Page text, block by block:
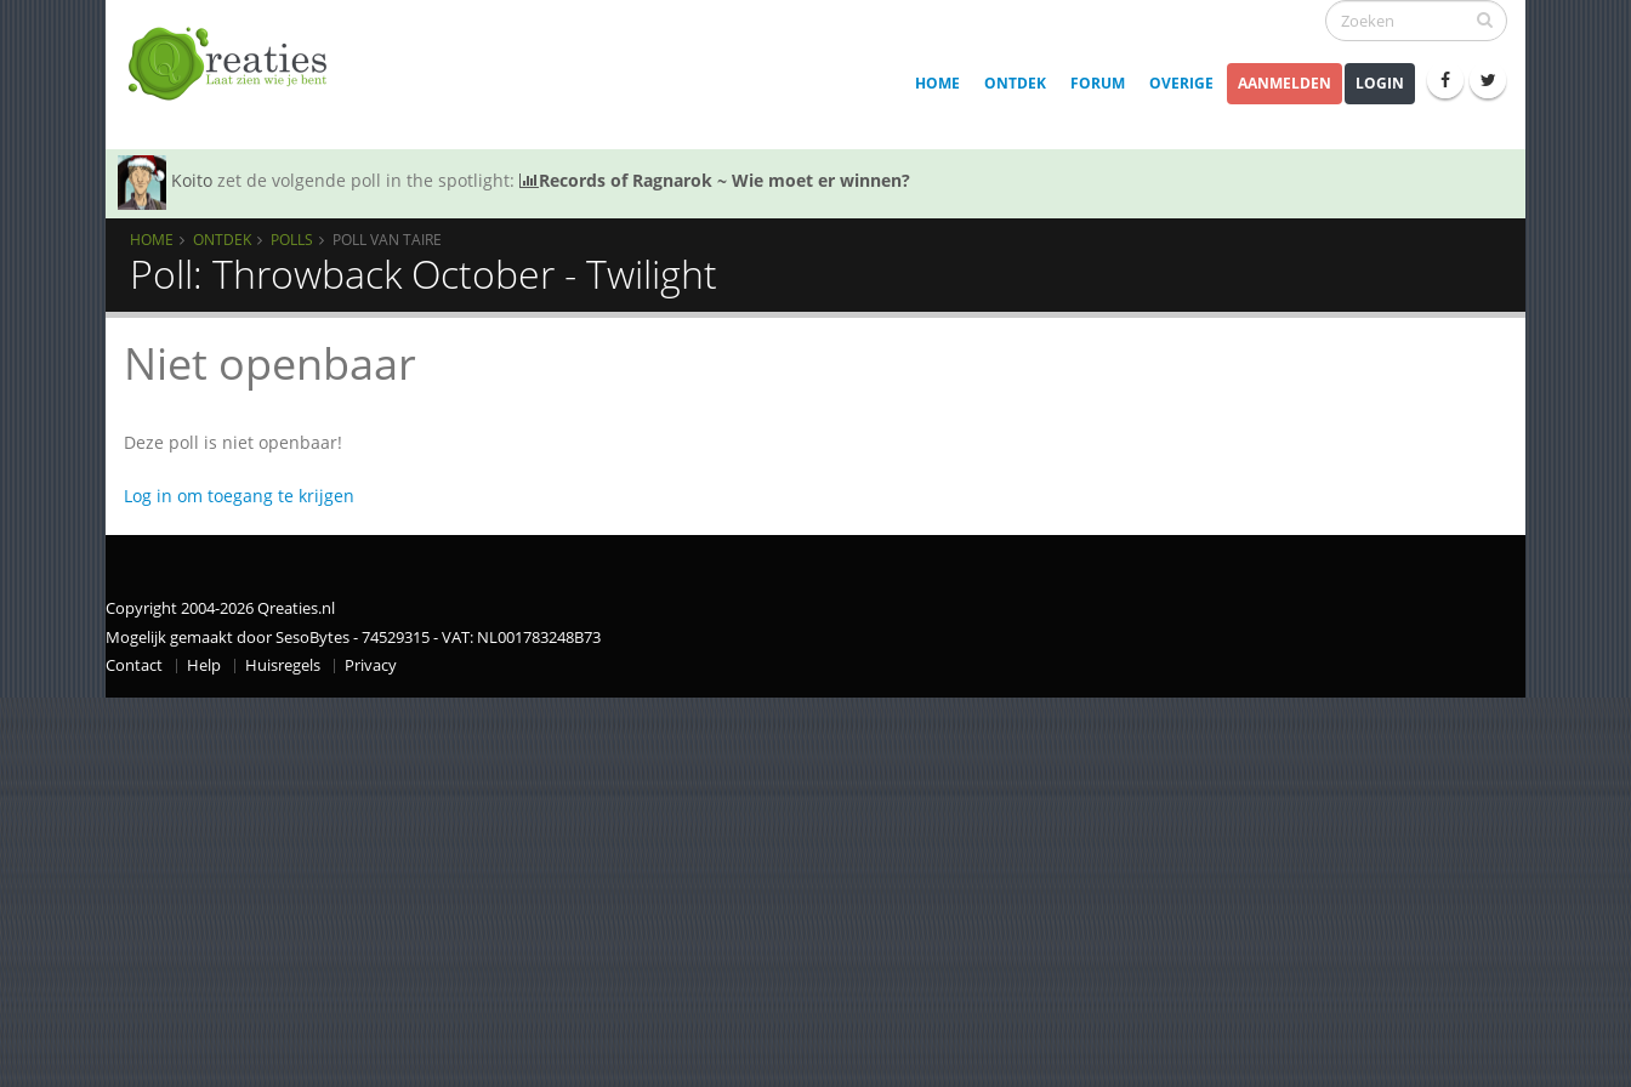
HOME ONTDEK FORUM OVERIGE AANMELDEN LOGIN
Koito zet de volgende poll in the spotlight: Records of Ragnarok ~ Wie moet er winnen?
HOME ONTDEK POLLS POLL VAN TAIRE
Poll: Throwback October - Twilight
Niet openbaar
Deze poll is niet openbaar!
Log in om toegang te krijgen
Copyright 2004-2026 Qreaties.nl
Mogelijk gemaakt door SesoBytes - 74529315 - VAT: NL001783248B73
Contact
Help Huisregels Privacy